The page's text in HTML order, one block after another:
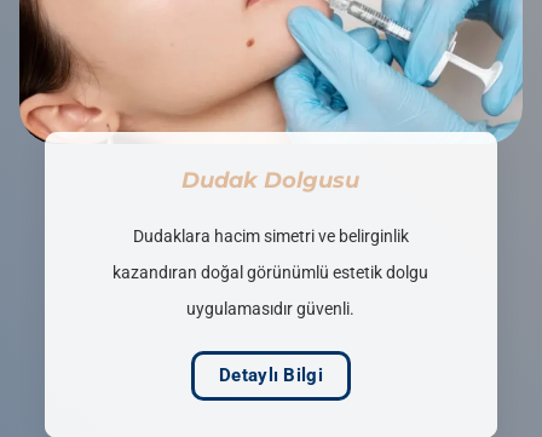
Dudak Dolgusu
Dudaklara hacim simetri ve belirginlik
kazandıran doğal görünümlü estetik dolgu
uygulamasıdır güvenli.
Detaylı Bilgi